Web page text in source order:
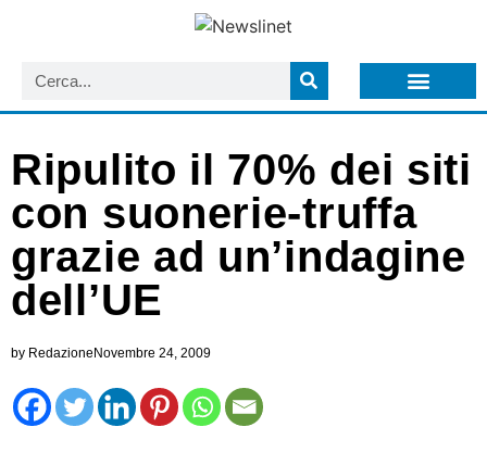
Ripulito il 70% dei siti
con suonerie-truffa
grazie ad un’indagine
dell’UE
by RedazioneNovembre 24, 2009